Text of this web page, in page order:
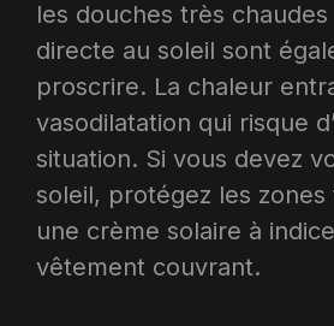
les douches très chaudes
directe au soleil sont
proscrire. La chaleur
vasodilatation qui risque
situation. Si vous devez
soleil, protégez les zones
une crème solaire à
vêtement couvrant.